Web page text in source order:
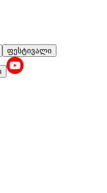
ფესტივალი